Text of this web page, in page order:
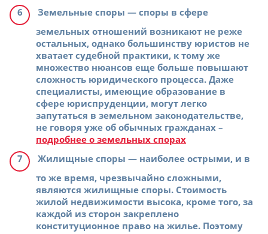
Земельные споры — споры в сфере
земельных отношений возникают не реже
остальных, однако большинству юристов не
хватает судебной практики, к тому же
множество нюансов еще больше повышают
сложность юридического процесса. Даже
специалисты, имеющие образование в
сфере юриспруденции, могут легко
запутаться в земельном законодательстве,
не говоря уже об обычных гражданах –
подробнее о земельных спорах
Жилищные споры — наиболее острыми, и в
то же время, чрезвычайно сложными,
являются жилищные споры. Стоимость
жилой недвижимости высока, кроме того, за
каждой из сторон закреплено
конституционное право на жилье. Поэтому